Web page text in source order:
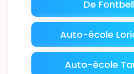
De
Auto-école
Auto-école